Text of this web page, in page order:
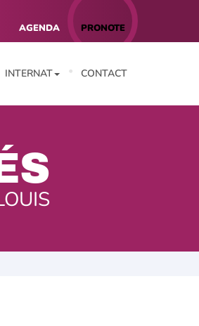
PRONOTE
AGENDA
INTERNAT CONTACT